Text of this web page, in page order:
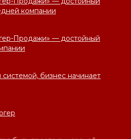
компании
Продажи» — достойный
системой, бизнес начинает